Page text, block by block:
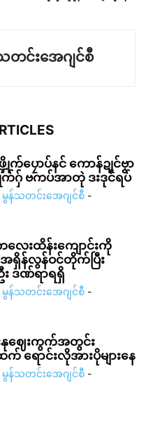
င်းအေဂျင်စီ
ပၠောပ်နင် ကောန်ဍုင်ဗၟာ
က်ဂှ် ဗကပ်အာတုဲ ဒးဒုင်ရပ်
သတင်းအေဂျင်စီ -
လေးထိန်းကျောင်းကို
ရှိန်လွန်ဝင်တိုက်ပြီး
ဒဏ်ရာရရှိ
သတင်းအေဂျင်စီ -
နုဈေးကွက်အတွင်း
ရောင်းလိုအားပိုများနေ
သတင်းအေဂျင်စီ -